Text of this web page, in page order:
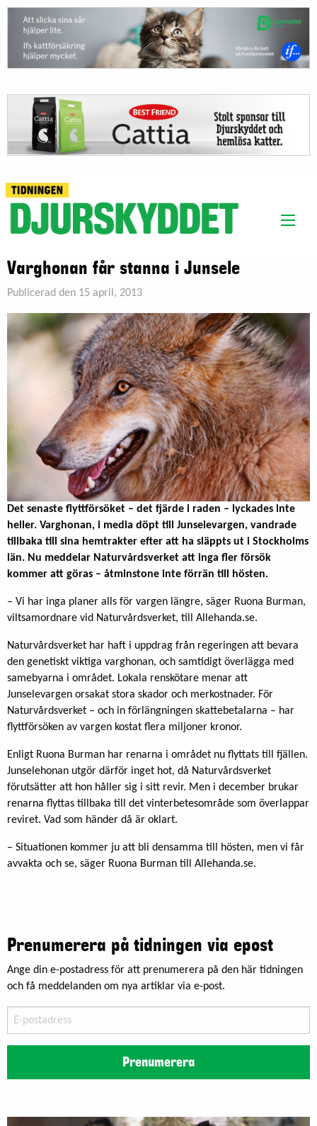
Varghonan får stanna i Junsele
Publicerad den 15 april, 2013
Det senaste flyttförsöket – det fjärde i raden – lyckades inte
heller. Varghonan, i media döpt till Junselevargen, vandrade
tillbaka till sina hemtrakter efter att ha släppts ut i Stockholms
län. Nu meddelar Naturvårdsverket att inga fler försök
kommer att göras – åtminstone inte förrän till hösten.
– Vi har inga planer alls för vargen längre, säger Ruona Burman,
viltsamordnare vid Naturvårdsverket, till Allehanda.se.
Naturvårdsverket har haft i uppdrag från regeringen att bevara
den genetiskt viktiga varghonan, och samtidigt överlägga med
samebyarna i området. Lokala renskötare menar att
Junselevargen orsakat stora skador och merkostnader. För
Naturvårdsverket – och in förlängningen skattebetalarna – har
flyttförsöken av vargen kostat flera miljoner kronor.
Enligt Ruona Burman har renarna i området nu flyttats till fjällen.
Junselehonan utgör därför inget hot, då Naturvårdsverket
förutsätter att hon håller sig i sitt revir. Men i december brukar
renarna flyttas tillbaka till det vinterbetesområde som överlappar
reviret. Vad som händer då är oklart.
– Situationen kommer ju att bli densamma till hösten, men vi får
avvakta och se, säger Ruona Burman till Allehanda.se.
Prenumerera på tidningen via epost
Ange din e-postadress för att prenumerera på den här tidningen
och få meddelanden om nya artiklar via e-post.
postadress
Prenumerera